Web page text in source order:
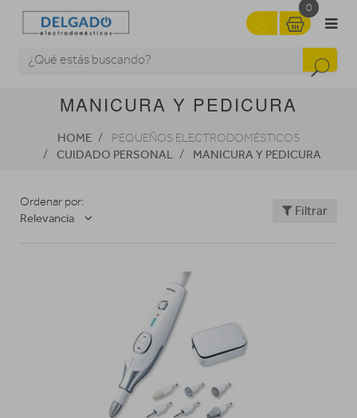
0
MANICURA Y PEDICURA
HOME PEQUEÑOS ELECTRODOMÉSTICOS
CUIDADO PERSONAL MANICURA Y PEDICURA
Ordenar por:
Relevancia
Filtrar